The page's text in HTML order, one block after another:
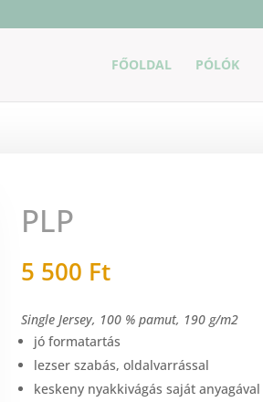
FŐOLDAL PÓLÓK
PLP
5 500 Ft
Single Jersey, 100 % pamut, 190 g/m2
jó formatartás
lezser szabás, oldalvarrással
keskeny nyakkivágás saját anyagával